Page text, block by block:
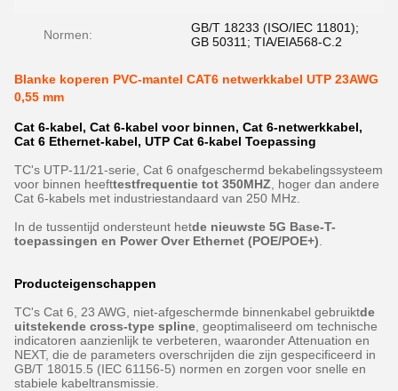
Normen:
GB/T 18233 (ISO/IEC 11801);
GB 50311; TIA/EIA568-C.2
Blanke koperen PVC-mantel CAT6 netwerkkabel UTP 23AWG
0,55 mm
Cat 6-kabel, Cat 6-kabel voor binnen, Cat 6-netwerkkabel,
Cat 6 Ethernet-kabel, UTP Cat 6-kabel Toepassing
TC's UTP-11/21-serie, Cat 6 onafgeschermd bekabelingssysteem
voor binnen heefttestfrequentie tot 350MHZ , hoger dan andere
Cat 6-kabels met industriestandaard van 250 MHz.
In de tussentijd ondersteunt hetde nieuwste 5G Base-T-
toepassingen en Power Over Ethernet (POE/POE+)
Producteigenschappen
TC's Cat 6, 23 AWG, niet-afgeschermde binnenkabel gebruiktde
uitstekende cross-type spline , geoptimaliseerd om technische
indicatoren aanzienlijk te verbeteren, waaronder Attenuation en
NEXT, die de parameters overschrijden die zijn gespecificeerd in
GB/T 18015.5 (IEC 61156-5) normen en zorgen voor snelle en
stabiele kabeltransmissie.